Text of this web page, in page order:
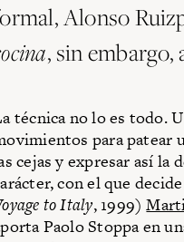
Alonso
, sin embargo,
técnica no lo es todo.
para patear
cejas y expresar así la
con el que
to Italy, 1999)
Paolo Stoppa en